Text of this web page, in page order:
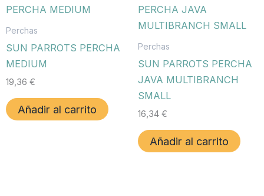
Perchas
SUN PARROTS PERCHA
MEDIUM
19,36 €
Añadir al carrito
Perchas
SUN PARROTS PERCHA
JAVA MULTIBRANCH
SMALL
16,34 €
Añadir al carrito